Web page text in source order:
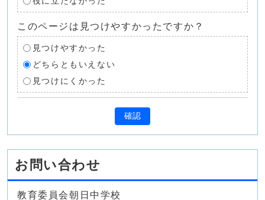
このページは見つけやすかったですか？
見つけやすかった
どちらともいえない
見つけにくかった
確認
お問い合わせ
教育委員会朝日中学校